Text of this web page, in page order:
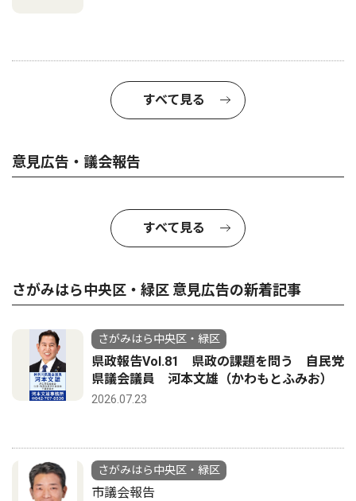
すべて見る
意見広告・議会報告
すべて見る
さがみはら中央区・緑区 意見広告の新着記事
さがみはら中央区・緑区
県政報告Vol.81 県政の課題を問う 自民党
県議会議員 河本文雄（かわもとふみお）
2026.07.23
さがみはら中央区・緑区
市議会報告